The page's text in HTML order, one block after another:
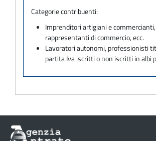
Categorie contribuenti:
Imprenditori artigiani e
rappresentanti di commercio, ecc.
Lavoratori autonomi, professionisti
partita Iva iscritti o non iscritti in albi
Informazioni